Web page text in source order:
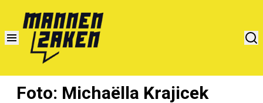
Foto: Michaëlla Krajicek